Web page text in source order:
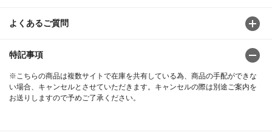
よくあるご質問
特記事項
※こちらの商品は複数サイトで在庫を共有している為、商品の手配ができな
い場合、キャンセルとさせていただきます。キャンセルの際は別途ご案内を
お送りしますので予めご了承ください。